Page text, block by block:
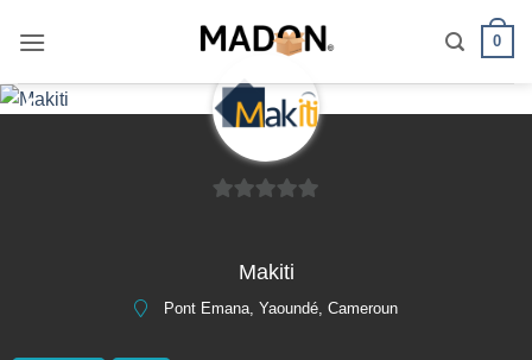
0
❮ ❯
Makiti
Pont Emana, Yaoundé, Cameroun